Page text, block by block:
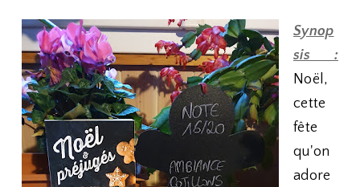
Synop
sis :
Noël,
cette
fête
qu'on
adore